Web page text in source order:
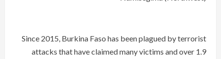
Since 2015, Burkina Faso has been plagued by terrorist
attacks that have claimed many victims and over 1.9